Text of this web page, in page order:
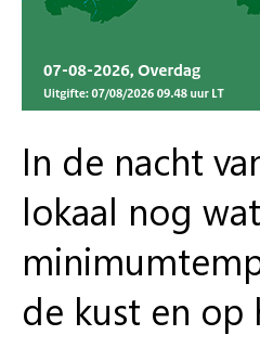
In de nacht
lokaal nog
de kust en op